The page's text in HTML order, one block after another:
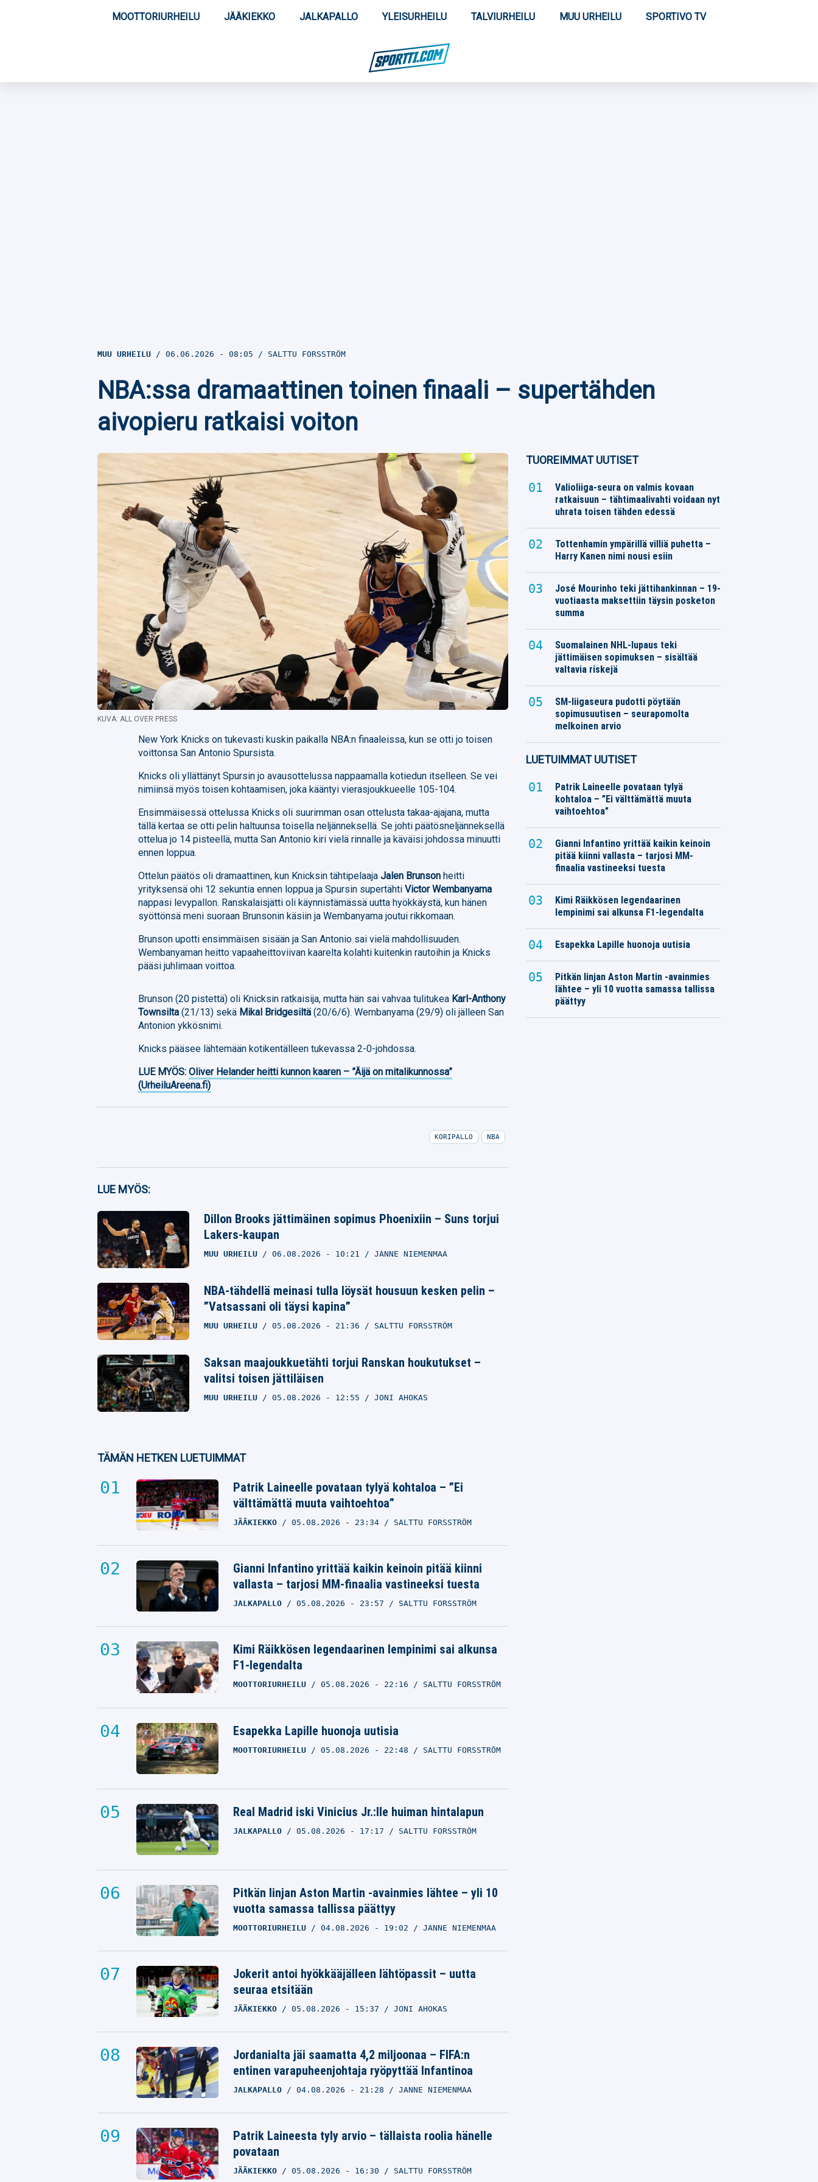
MOOTTORIURHEILU JÄÄKIEKKO JALKAPALLO YLEISURHEILU TALVIURHEILU MUU URHEILU SPORTIVO TV
MUU URHEILU 06.06.2026 - 08:05 SALTTU FORSSTRÖM
NBA:ssa dramaattinen toinen finaali – supertähden
aivopieru ratkaisi voiton
KUVA: ALL OVER PRESS
New York Knicks on tukevasti kuskin paikalla NBA:n finaaleissa, kun se otti jo toisen
voittonsa San Antonio Spursista.
Knicks oli yllättänyt Spursin jo avausottelussa nappaamalla kotiedun itselleen. Se vei
nimiinsä myös toisen kohtaamisen, joka kääntyi vierasjoukkueelle 105-104.
Ensimmäisessä ottelussa Knicks oli suurimman osan ottelusta takaa-ajajana, mutta
tällä kertaa se otti pelin haltuunsa toisella neljänneksellä. Se johti päätösneljänneksellä
ottelua jo 14 pisteellä, mutta San Antonio kiri vielä rinnalle ja käväisi johdossa minuutti
ennen loppua.
Ottelun päätös oli dramaattinen, kun Knicksin tähtipelaajaJalen Brunson heitti
yrityksensä ohi 12 sekuntia ennen loppua ja Spursin supertähtiVictor Wembanyama
nappasi levypallon. Ranskalaisjätti oli käynnistämässä uutta hyökkäystä, kun hänen
syöttönsä meni suoraan Brunsonin käsiin ja Wembanyama joutui rikkomaan.
Brunson upotti ensimmäisen sisään ja San Antonio sai vielä mahdollisuuden.
Wembanyaman heitto vapaaheittoviivan kaarelta kolahti kuitenkin rautoihin ja Knicks
pääsi juhlimaan voittoa.
Brunson (20 pistettä) oli Knicksin ratkaisija, mutta hän sai vahvaa tulitukea Karl-Anthony
Townsilta (21/13) sekä Mikal Bridgesiltä (20/6/6). Wembanyama (29/9) oli jälleen San
Antonion ykkösnimi.
Knicks pääsee lähtemään kotikentälleen tukevassa 2-0-johdossa.
LUE MYÖS:Oliver Helander heitti kunnon kaaren – ”Äijä on mitalikunnossa”
(UrheiluAreena.fi)
Facebook
Twitter
Whatsapp
KORIPALLO NBA
LUE MYÖS:
Dillon Brooks jättimäinen sopimus Phoenixiin – Suns torjui
Lakers-kaupan
MUU URHEILU 06.08.2026 - 10:21 JANNE NIEMENMAA
NBA-tähdellä meinasi tulla löysät housuun kesken pelin –
”Vatsassani oli täysi kapina”
MUU URHEILU 05.08.2026 - 21:36 SALTTU FORSSTRÖM
Saksan maajoukkuetähti torjui Ranskan houkutukset –
valitsi toisen jättiläisen
MUU URHEILU 05.08.2026 - 12:55 JONI AHOKAS
TÄMÄN HETKEN LUETUIMMAT
Patrik Laineelle povataan tylyä kohtaloa – ”Ei
välttämättä muuta vaihtoehtoa”
JÄÄKIEKKO 05.08.2026 - 23:34 SALTTU FORSSTRÖM
Gianni Infantino yrittää kaikin keinoin pitää kiinni
vallasta – tarjosi MM-finaalia vastineeksi tuesta
JALKAPALLO 05.08.2026 - 23:57 SALTTU FORSSTRÖM
Kimi Räikkösen legendaarinen lempinimi sai alkunsa
F1-legendalta
MOOTTORIURHEILU 05.08.2026 - 22:16 SALTTU FORSSTRÖM
Esapekka Lapille huonoja uutisia
MOOTTORIURHEILU 05.08.2026 - 22:48 SALTTU FORSSTRÖM
Real Madrid iski Vinicius Jr.:lle huiman hintalapun
JALKAPALLO 05.08.2026 - 17:17 SALTTU FORSSTRÖM
Pitkän linjan Aston Martin -avainmies lähtee – yli 10
vuotta samassa tallissa päättyy
MOOTTORIURHEILU 04.08.2026 - 19:02 JANNE NIEMENMAA
Jokerit antoi hyökkääjälleen lähtöpassit – uutta
seuraa etsitään
JÄÄKIEKKO 05.08.2026 - 15:37 JONI AHOKAS
Jordanialta jäi saamatta 4,2 miljoonaa – FIFA:n
entinen varapuheenjohtaja ryöpyttää Infantinoa
JALKAPALLO 04.08.2026 - 21:28 JANNE NIEMENMAA
Patrik Laineesta tyly arvio – tällaista roolia hänelle
povataan
JÄÄKIEKKO 05.08.2026 - 16:30 SALTTU FORSSTRÖM
TUOREIMMAT UUTISET
Valioliiga-seura on valmis kovaan
ratkaisuun – tähtimaalivahti voidaan nyt
uhrata toisen tähden edessä
Tottenhamin ympärillä villiä puhetta –
Harry Kanen nimi nousi esiin
José Mourinho teki jättihankinnan – 19-
vuotiaasta maksettiin täysin posketon
summa
Suomalainen NHL-lupaus teki
jättimäisen sopimuksen – sisältää
valtavia riskejä
SM-liigaseura pudotti pöytään
sopimusuutisen – seurapomolta
melkoinen arvio
LUETUIMMAT UUTISET
Patrik Laineelle povataan tylyä
kohtaloa – ”Ei välttämättä muuta
vaihtoehtoa”
Gianni Infantino yrittää kaikin keinoin
pitää kiinni vallasta – tarjosi MM-
finaalia vastineeksi tuesta
Kimi Räikkösen legendaarinen
lempinimi sai alkunsa F1-legendalta
Esapekka Lapille huonoja uutisia
Pitkän linjan Aston Martin -avainmies
lähtee – yli 10 vuotta samassa tallissa
päättyy